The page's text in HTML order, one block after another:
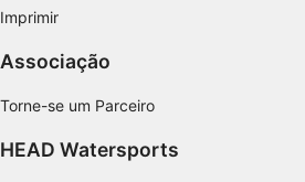
Imprimir
Associação
Torne-se um Parceiro
HEAD Watersports